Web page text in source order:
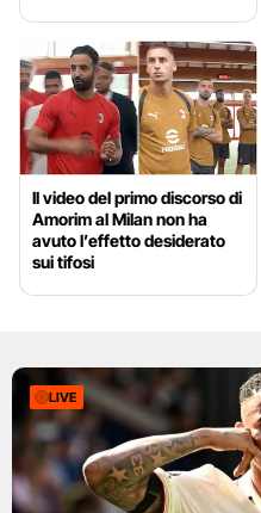
Il video del primo discorso di
Amorim al Milan non ha
avuto l’effetto desiderato
sui tifosi
LIVE